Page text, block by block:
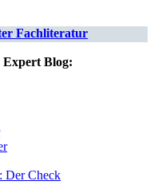
Fachliteratur
Blog:
Der Check